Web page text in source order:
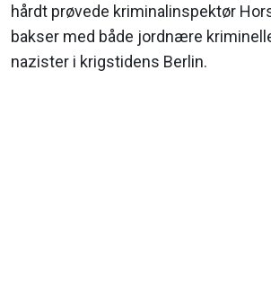
hårdt prøvede kriminalinspektør
bakser med både jordnære
nazister i krigstidens Berlin.